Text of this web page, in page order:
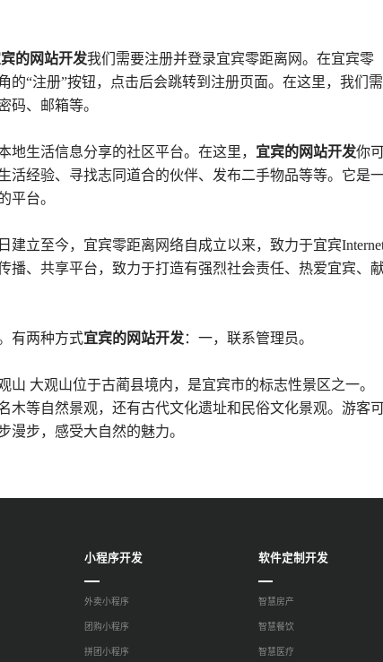
的网站开发我们需要注册并登录宜宾零距离网。在宜宾零
的“注册”按钮，点击后会跳转到注册页面。在这里，我们需
码、邮箱等。
地生活信息分享的社区平台。在这里， 宜宾的网站开发你
活经验、寻找志同道合的伙伴、发布二手物品等等。它是
平台。
建立至今，宜宾零距离网络自成立以来，致力于宜宾
播、共享平台，致力于打造有强烈社会责任、热爱宜宾、
有两种方式宜宾的网站开发：一，联系管理员。
山 大观山位于古蔺县境内，是宜宾市的标志性景区之一。
木等自然景观，还有古代文化遗址和民俗文化景观。游客
漫步，感受大自然的魅力。
小程序开发
外卖小程序
团购小程序
拼团小程序
软件定制开发
智慧房产
智慧餐饮
智慧医疗